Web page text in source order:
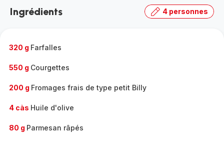
gamme
Ingrédients 4 personnes
320 g Farfalles
550 g Courgettes
200 g Fromages frais de type petit Billy
4 càs Huile d'olive
80 g Parmesan râpés